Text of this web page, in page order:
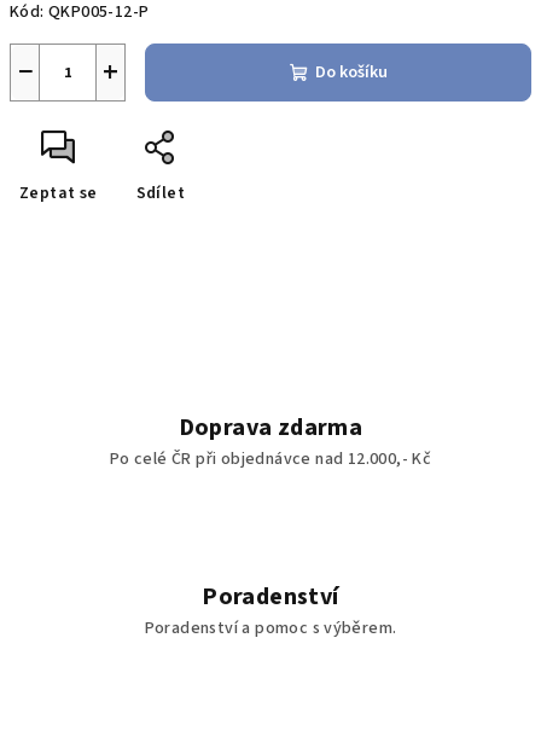
Kód: QKP005-12-P
+
− Do košíku
Zeptat se Sdílet
Doprava zdarma
Po celé ČR při objednávce nad 12.000,- Kč
Poradenství
Poradenství a pomoc s výběrem.